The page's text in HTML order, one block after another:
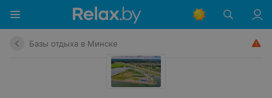
Базы отдыха в Минске